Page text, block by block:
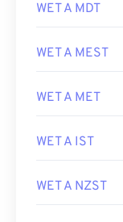
WET A MDT
WET A MEST
WET A MET
WET A IST
WET A NZST